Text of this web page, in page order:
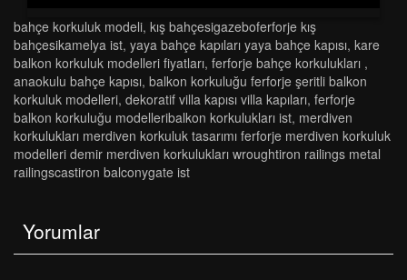
bahçe korkuluk modeli, kiş bahçesi̇gazeboferforje kiş
bahçesi̇kamelya ist, yaya bahçe kapilari yaya bahçe kapisi, kare
balkon korkuluk modelleri̇ fi̇yatlari, ferforje bahçe korkulukları ,
anaokulu bahçe kapısı, balkon korkuluğu ferforje şeritli balkon
korkuluk modelleri, dekorati̇f vi̇lla kapisi vi̇lla kapilari, ferforje
balkon korkuluğu modelleri̇balkon korkuluklari ist, merdi̇ven
korkuluklari merdi̇ven korkuluk tasarimi ferforje merdi̇ven korkuluk
modelleri̇ demi̇r merdi̇ven korkuluklari wroughti̇ron rai̇li̇ngs metal
rai̇li̇ngscasti̇ron balconygate ist
Yorumlar